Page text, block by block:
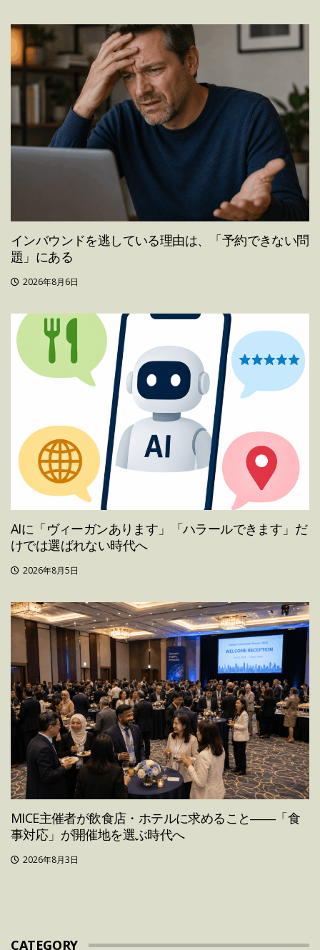
インバウンドを逃している理由は、「予約できない問
題」にある
2026年8月6日
AIに「ヴィーガンあります」「ハラールできます」だ
けでは選ばれない時代へ
2026年8月5日
MICE主催者が飲食店・ホテルに求めること――「食
事対応」が開催地を選ぶ時代へ
2026年8月3日
CATEGORY